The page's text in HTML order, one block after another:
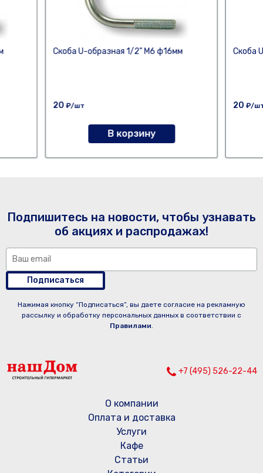
Скоба U-образная 1/2" М6 ф16мм
20 ₽/шт
В корзину
Скоба
20 ₽/
Подпишитесь на новости, чтобы узнавать
об акциях и распродажах!
Подписаться
Нажимая кнопку “Подписаться”, вы даете согласие на рекламную
рассылку и обработку персональных данных в соответствии с
Правилами.
+7 (495) 526-22-44
О компании
Оплата и доставка
Услуги
Кафе
Статьи